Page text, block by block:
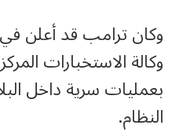
وكان ترامب قد أعلن
وكالة الاستخبارات
بعمليات سرية داخل
النظام.